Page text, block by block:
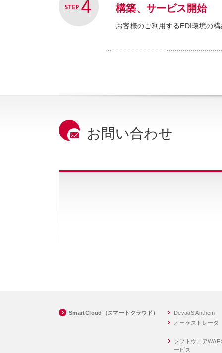
構築、サービス開始
お客様のご利用するEDI環境の
お問い合わせ
SmartCloud（スマートクラウド）
DevaaS Anthem
オーケストレータ
ソフトウェア
ービス